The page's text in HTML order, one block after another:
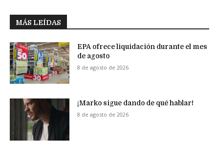
MÁS LEÍDAS
EPA ofrece liquidación durante el mes
de agosto
8 de agosto de 2026
¡Marko sigue dando de qué hablar!
8 de agosto de 2026